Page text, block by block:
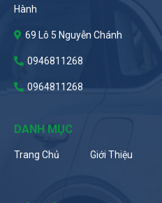
Hành
69 Lô 5 Nguyễn Chánh
0946811268
0964811268
DANH MỤC
Trang Chủ Giới Thiệu